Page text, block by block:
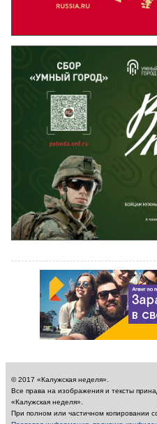
© 2017 «Калужская неделя».
Все права на изображения и тексты
«Калужская неделя».
При полном или частичном копировании